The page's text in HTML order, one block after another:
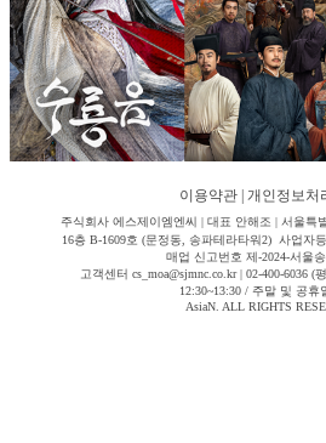
이용약관 개인정보처
주식회사 에스제이엠엔씨 | 대표 안해조 | 서울특
16층 B-1609호 (문정동, 송파테라타워2) 사업자
매업 신고번호 제-2024-서울
고객센터 cs_moa@sjmnc.co.kr | 02-400-6036 (
12:30~13:30 / 주말 및 공휴
AsiaN. ALL RIGHTS